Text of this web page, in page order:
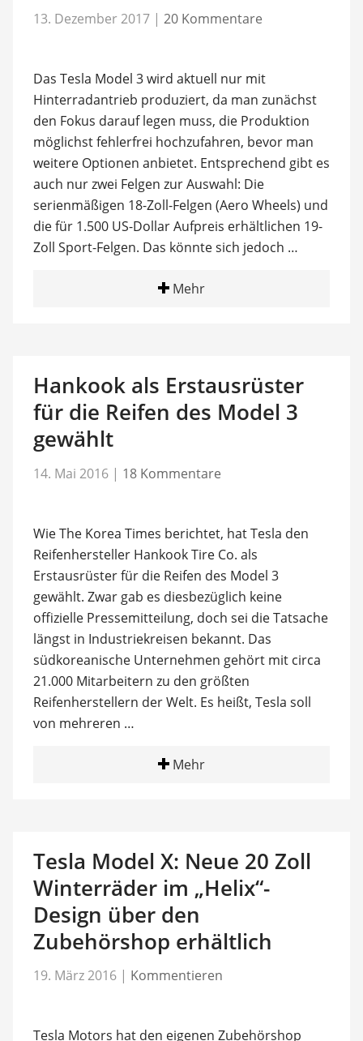
13. Dezember 2017 | 20 Kommentare
Das Tesla Model 3 wird aktuell nur mit
Hinterradantrieb produziert, da man zunächst
den Fokus darauf legen muss, die Produktion
möglichst fehlerfrei hochzufahren, bevor man
weitere Optionen anbietet. Entsprechend gibt es
auch nur zwei Felgen zur Auswahl: Die
serienmäßigen 18-Zoll-Felgen (Aero Wheels) und
die für 1.500 US-Dollar Aufpreis erhältlichen 19-
Zoll Sport-Felgen. Das könnte sich jedoch …
Mehr
Hankook als Erstausrüster
für die Reifen des Model 3
gewählt
14. Mai 2016 | 18 Kommentare
Wie The Korea Times berichtet, hat Tesla den
Reifenhersteller Hankook Tire Co. als
Erstausrüster für die Reifen des Model 3
gewählt. Zwar gab es diesbezüglich keine
offizielle Pressemitteilung, doch sei die Tatsache
längst in Industriekreisen bekannt. Das
südkoreanische Unternehmen gehört mit circa
21.000 Mitarbeitern zu den größten
Reifenherstellern der Welt. Es heißt, Tesla soll
von mehreren …
Mehr
Tesla Model X: Neue 20 Zoll
Winterräder im „Helix“-
Design über den
Zubehörshop erhältlich
19. März 2016 | Kommentieren
Tesla Motors hat den eigenen Zubehörshop